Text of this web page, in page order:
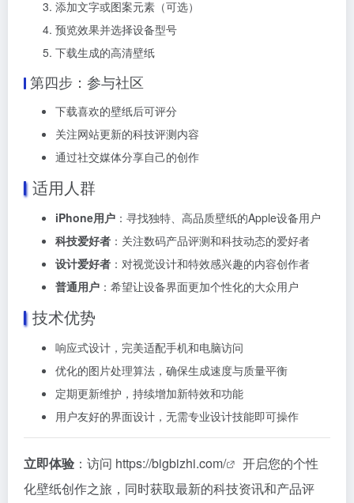
添加文字或图案元素（可选）
预览效果并选择设备型号
下载生成的高清壁纸
第四步：参与社区
下载喜欢的壁纸后可评分
关注网站更新的科技评测内容
通过社交媒体分享自己的创作
适用人群
iPhone用户 ：寻找独特、高品质壁纸的Apple设备用户
科技爱好者 ：关注数码产品评测和科技动态的爱好者
设计爱好者 ：对视觉设计和特效感兴趣的内容创作者
普通用户 ：希望让设备界面更加个性化的大众用户
技术优势
响应式设计，完美适配手机和电脑访问
优化的图片处理算法，确保生成速度与质量平衡
定期更新维护，持续增加新特效和功能
用户友好的界面设计，无需专业设计技能即可操作
立即体验 ：访问 https://bigbizhi.com/
开启您的个性
化壁纸创作之旅，同时获取最新的科技资讯和产品评